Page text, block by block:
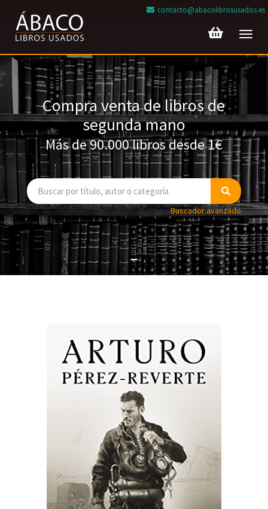
contacto@abacolibrosusados.es
Compra venta de libros de
segunda mano
Más de 90.000 libros desde 1€
Buscador avanzado